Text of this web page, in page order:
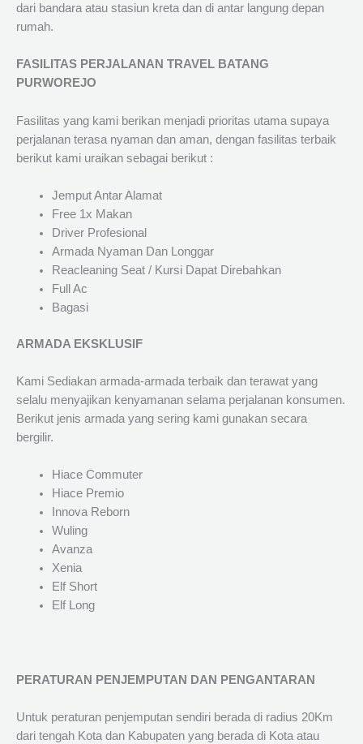
dari bandara atau stasiun kreta dan di antar langung depan
rumah.
FASILITAS PERJALANAN TRAVEL BATANG
PURWOREJO
Fasilitas yang kami berikan menjadi prioritas utama supaya
perjalanan terasa nyaman dan aman, dengan fasilitas terbaik
berikut kami uraikan sebagai berikut :
Jemput Antar Alamat
Free 1x Makan
Driver Profesional
Armada Nyaman Dan Longgar
Reacleaning Seat / Kursi Dapat Direbahkan
Full Ac
Bagasi
ARMADA EKSKLUSIF
Kami Sediakan armada-armada terbaik dan terawat yang
selalu menyajikan kenyamanan selama perjalanan konsumen.
Berikut jenis armada yang sering kami gunakan secara
bergilir.
Hiace Commuter
Hiace Premio
Innova Reborn
Wuling
Avanza
Xenia
Elf Short
Elf Long
PERATURAN PENJEMPUTAN DAN PENGANTARAN
Untuk peraturan penjemputan sendiri berada di radius 20Km
dari tengah Kota dan Kabupaten yang berada di Kota atau